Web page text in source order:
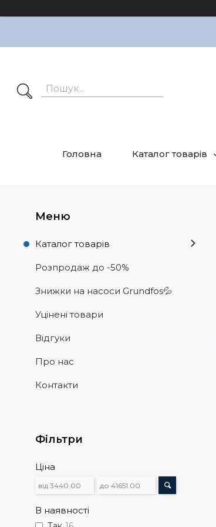
Головна Каталог товарів
Каталог товарів
Розпродаж до -50%
Знижки на насоси Grundfos💦
Уцінені товари
Відгуки
Про нас
Контакти
Фільтри
Ціна
В наявності